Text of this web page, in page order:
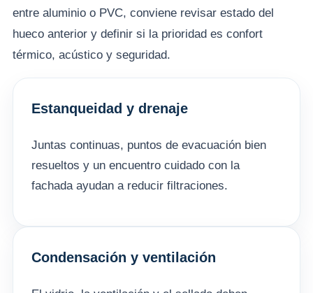
entre aluminio o PVC, conviene revisar estado del
hueco anterior y definir si la prioridad es confort
térmico, acústico y seguridad.
Estanqueidad y drenaje
Juntas continuas, puntos de evacuación bien
resueltos y un encuentro cuidado con la
fachada ayudan a reducir filtraciones.
Condensación y ventilación